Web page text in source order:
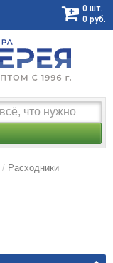
0 шт.
0 руб.
Расходники